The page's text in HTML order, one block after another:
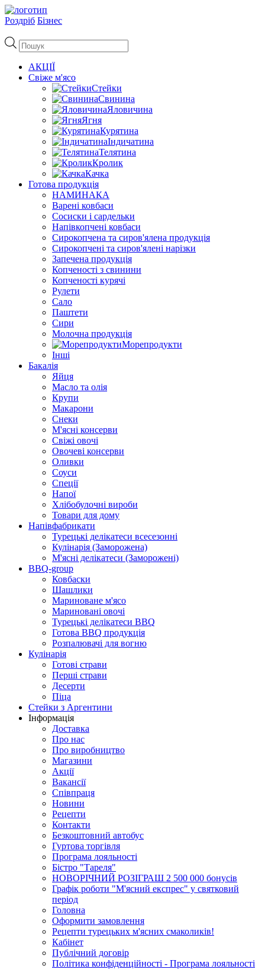
Роздріб Бізнес
Пошук
товарів
АКЦІЇ
Свіже м'ясо
Стейки
Свинина
Яловичина
Ягня
Курятина
Індичатина
Телятина
Кролик
Качка
Готова продукція
НАМИНАКА
Варені ковбаси
Сосиски і сардельки
Напівкопчені ковбаси
Сирокопчена та сиров'ялена продукція
Сирокопчені та сиров'ялені нарізки
Запечена продукція
Копченості з свинини
Копченості курячі
Рулети
Сало
Паштети
Сири
Молочна продукція
Морепродукти
Інші
Бакалія
Яйця
Масло та олія
Крупи
Макарони
Снеки
М'ясні консерви
Свіжі овочі
Овочеві консерви
Оливки
Соуси
Спеції
Напої
Хлібобулочні вироби
Товари для дому
Напівфабрикати
Турецькі делікатеси всесезонні
Кулінарія (Заморожена)
М'ясні делікатеси (Заморожені)
BBQ-group
Ковбаски
Шашлики
Мариноване м'ясо
Мариновані овочі
Турецькі делікатеси BBQ
Готова BBQ продукція
Розпалювачі для вогню
Кулінарія
Готові страви
Перші страви
Десерти
Піца
Стейки з Аргентини
Інформація
Доставка
Про нас
Про виробництво
Магазини
Акції
Вакансії
Співпраця
Новини
Рецепти
Контакти
Безкоштовний автобус
Гуртова торгівля
Програма лояльності
Бістро "Тареля"
НОВОРІЧНИЙ РОЗІГРАШ 2 500 000 бонусів
Графік роботи "М'ясний експрес" у святковий
період
Головна
Оформити замовлення
Рецепти турецьких м'ясних смаколиків!
Кабінет
Публічний договір
Політика конфіденційності - Програма лояльності